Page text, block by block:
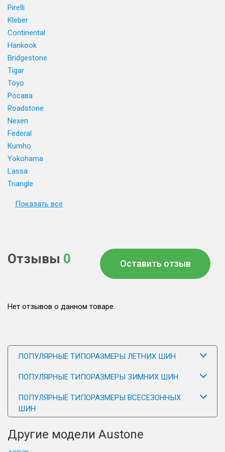
Pirelli
Kleber
Continental
Hankook
Bridgestone
Tigar
Toyo
Росава
Roadstone
Nexen
Federal
Kumho
Yokohama
Lassa
Triangle
Показать все
Отзывы 0 Оставить отзыв
Нет отзывов о данном товаре.
ПОПУЛЯРНЫЕ ТИПОРАЗМЕРЫ ЛЕТНИХ ШИН
ПОПУЛЯРНЫЕ ТИПОРАЗМЕРЫ ЗИМНИХ ШИН
ПОПУЛЯРНЫЕ ТИПОРАЗМЕРЫ ВСЕСЕЗОННЫХ
ШИН
Другие модели Austone